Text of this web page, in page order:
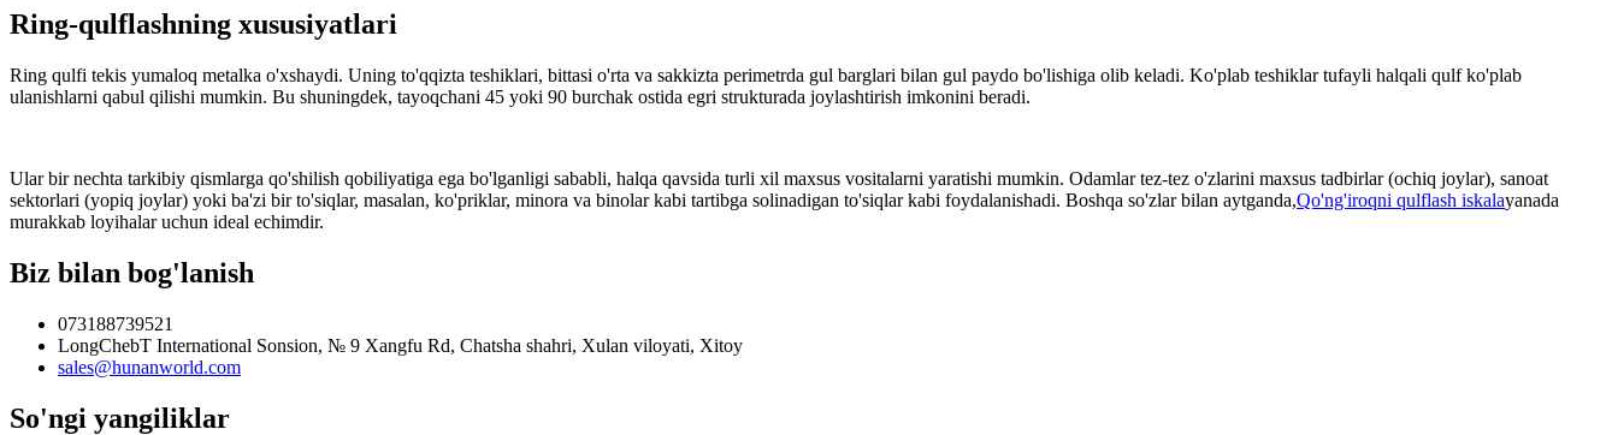
Ring-qulflashning xususiyatlari
Ring qulfi tekis yumaloq metalka o'xshaydi. Uning to'qqizta teshiklari, bittasi o'rta va sakkizta perimetrda gul barglari bilan gul paydo bo'lishiga olib keladi. Ko'plab teshiklar tufayli halqali qulf ko'plab
ulanishlarni qabul qilishi mumkin. Bu shuningdek, tayoqchani 45 yoki 90 burchak ostida egri strukturada joylashtirish imkonini beradi.
Ular bir nechta tarkibiy qismlarga qo'shilish qobiliyatiga ega bo'lganligi sababli, halqa qavsida turli xil maxsus vositalarni yaratishi mumkin. Odamlar tez-tez o'zlarini maxsus tadbirlar (ochiq joylar), sanoat
sektorlari (yopiq joylar) yoki ba'zi bir to'siqlar, masalan, ko'priklar, minora va binolar kabi tartibga solinadigan to'siqlar kabi foydalanishadi. Boshqa so'zlar bilan aytganda,Qo'ng'iroqni qulflash iskalayanada
murakkab loyihalar uchun ideal echimdir.
Biz bilan bog'lanish
073188739521
LongChebT International Sonsion, № 9 Xangfu Rd, Chatsha shahri, Xulan viloyati, Xitoy
sales@hunanworld.com
So'ngi yangiliklar